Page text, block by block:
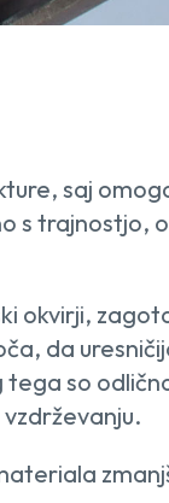
saj
s trajnostjo,
okvirji,
da
tega so